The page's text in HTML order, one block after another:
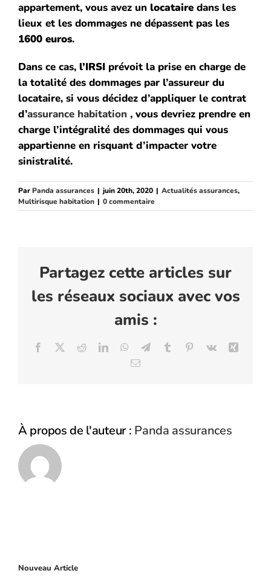
appartement, vous avez un locataire dans les
lieux et les dommages ne dépassent pas les
1600 euros.
Dans ce cas, l’IRSI prévoit la prise en charge de
la totalité des dommages par l’assureur du
locataire, si vous décidez d’appliquer le contrat
d’assurance habitation , vous devriez prendre en
charge l’intégralité des dommages qui vous
appartienne en risquant d’impacter votre
sinistralité.
ParPanda assurances | juin 20th, 2020 | Actualités assurances,
Multirisque habitation | 0 commentaire
Partagez cette articles sur
les réseaux sociaux avec vos
amis :
Facebook RedditLinkedInWhatsApp
TelegramTumblr Pinterest
Vk
Email
À propos de l'auteur : Panda assurances
Nouveau Article